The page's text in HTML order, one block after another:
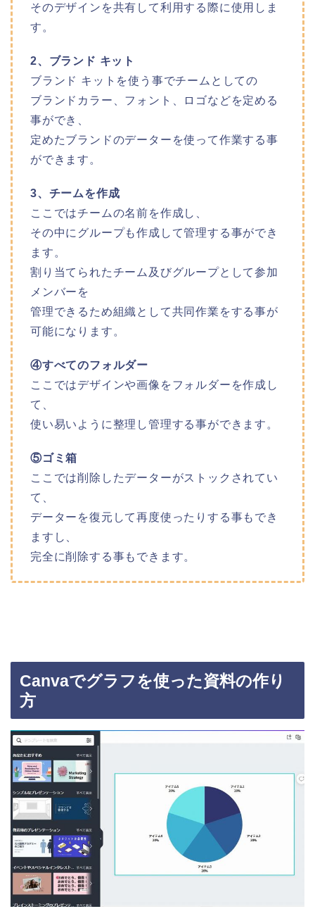
そのデザインを共有して利用する際に使用しま
す。
2、ブランド キット
ブランド キットを使う事でチームとしての
ブランドカラー、フォント、ロゴなどを定める
事ができ、
定めたブランドのデーターを使って作業する事
ができます。
3、チームを作成
ここではチームの名前を作成し、
その中にグループも作成して管理する事ができ
ます。
割り当てられたチーム及びグループとして参加
メンバーを
管理できるため組織として共同作業をする事が
可能になります。
④すべてのフォルダー
ここではデザインや画像をフォルダーを作成し
て、
使い易いように整理し管理する事ができます。
⑤ゴミ箱
ここでは削除したデーターがストックされてい
て、
データーを復元して再度使ったりする事もでき
ますし、
完全に削除する事もできます。
Canvaでグラフを使った資料の作り
方